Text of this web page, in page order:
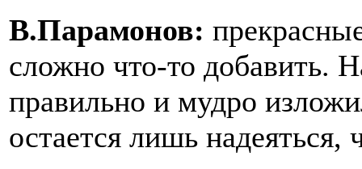
В.Парамонов:
сложно что-то добавить.
правильно и мудро
остается лишь